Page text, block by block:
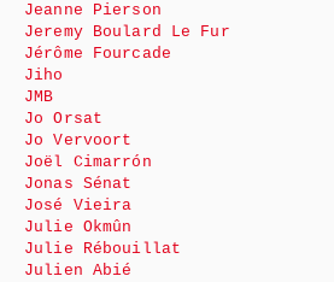
Jeanne Pierson
Jeremy Boulard Le Fur
Jérôme Fourcade
Jiho
JMB
Jo Orsat
Jo Vervoort
Joël Cimarrón
Jonas Sénat
José Vieira
Julie Okmûn
Julie Rébouillat
Julien Abié